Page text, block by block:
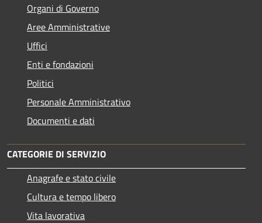
Organi di Governo
Aree Amministrative
Uffici
Enti e fondazioni
Politici
Personale Amministrativo
Documenti e dati
CATEGORIE DI SERVIZIO
Anagrafe e stato civile
Cultura e tempo libero
Vita lavorativa